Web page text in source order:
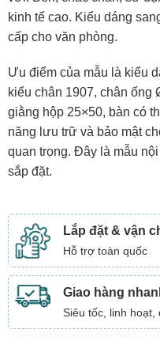
kinh tế cao. Kiểu dáng
cấp cho văn phòng.
Ưu điểm của mẫu là kiểu
kiểu chân 1907, chân ống
giằng hộp 25×50, bàn có
năng lưu trữ và bảo mật
quan trọng. Đây là mẫu
sắp đặt.
Lắp đặt & vận
Hỗ trợ toàn quốc
Giao hàng
Siêu tốc, linh hoạt,